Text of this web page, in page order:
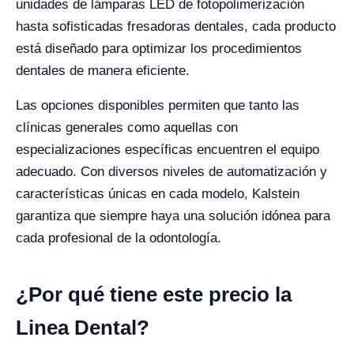
unidades de lámparas LED de fotopolimerización
hasta sofisticadas fresadoras dentales, cada producto
está diseñado para optimizar los procedimientos
dentales de manera eficiente.
Las opciones disponibles permiten que tanto las
clínicas generales como aquellas con
especializaciones específicas encuentren el equipo
adecuado. Con diversos niveles de automatización y
características únicas en cada modelo, Kalstein
garantiza que siempre haya una solución idónea para
cada profesional de la odontología.
¿Por qué tiene este precio la
Linea Dental?